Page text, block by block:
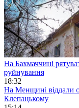
На Бахмаччині
руйнування
18:32
На Менщині віддали
Клепацькому